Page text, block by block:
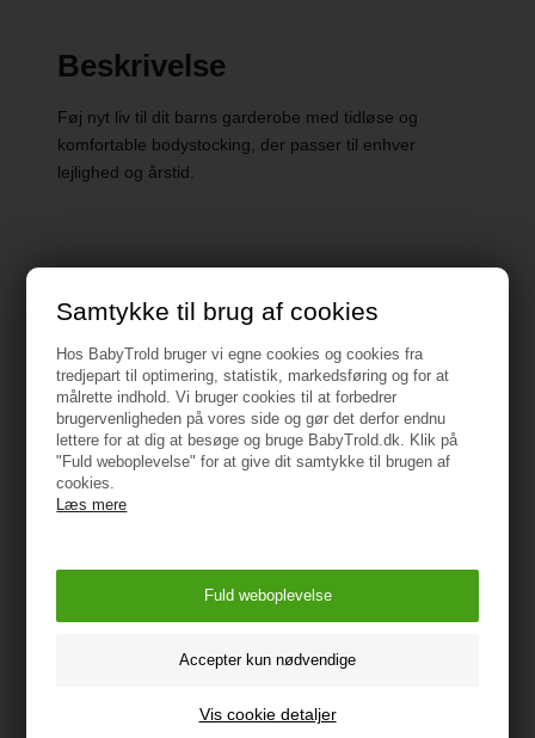
Samtykke til brug af cookies
Hos BabyTrold bruger vi egne cookies og cookies fra
tredjepart til optimering, statistik, markedsføring og for at
målrette indhold. Vi bruger cookies til at forbedrer
brugervenligheden på vores side og gør det derfor endnu
lettere for at dig at besøge og bruge BabyTrold.dk. Klik på
"Fuld weboplevelse" for at give dit samtykke til brugen af
cookies.
Læs mere
Vis cookie detaljer
Beskrivelse
Føj nyt liv til dit barns garderobe med tidløse og
komfortable bodystocking, der passer til enhver
lejlighed og årstid.
Specifikationer
Produkttype: Bodysuit
Halsudskæring : O-hals
Ærme : Langærmet (L/S)
Ekstradetaljer : Blondedetalje
ADVARSEL!
Holdes væk fra ild
Vejledning